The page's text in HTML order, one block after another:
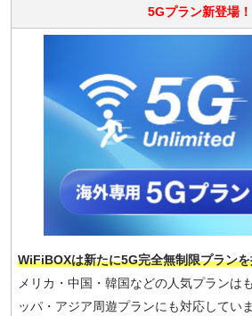
5Gプラン新登場！
WiFiBOXは新たに5G完全無制限プラン
メリカ・中国・韓国などの人気プランは
ッパ・アジア周遊プランにも対応していま